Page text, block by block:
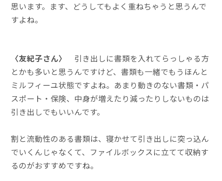
思います。ます、どうしてもよく重ねちゃうと思うんで
すよね。
〈友紀子さん〉
引き出しに書類を入れてらっしゃる方
とかも多いと思うんですけど、書類も一緒でもうほんと
ミルフィーユ状態ですよね。あまり動きのない書類・パ
スポート・保険、中身が増えたり減ったりしないものは
引き出しでもいいんです。
割と流動性のある書類は、寝かせて引き出しに突っ込ん
でいくんじゃなくて、ファイルボックスに立てて収納す
るのがおすすめですね。